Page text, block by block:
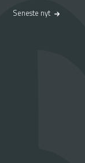
Seneste nyt